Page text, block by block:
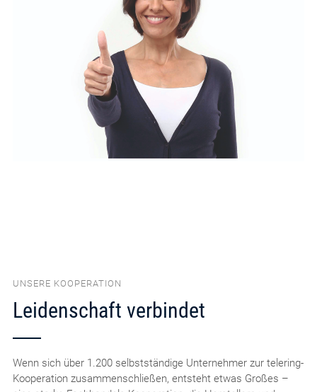
UNSERE KOOPERATION
Leidenschaft verbindet
Wenn sich über 1.200 selbstständige Unternehmer zur telering-
Kooperation zusammenschließen, entsteht etwas Großes –